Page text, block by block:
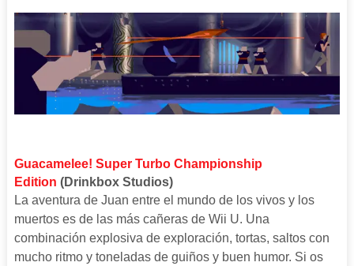
Guacamelee! Super Turbo Championship
Edition (Drinkbox Studios)
La aventura de Juan entre el mundo de los vivos y los
muertos es de las más cañeras de Wii U. Una
combinación explosiva de exploración, tortas, saltos con
mucho ritmo y toneladas de guiños y buen humor. Si os